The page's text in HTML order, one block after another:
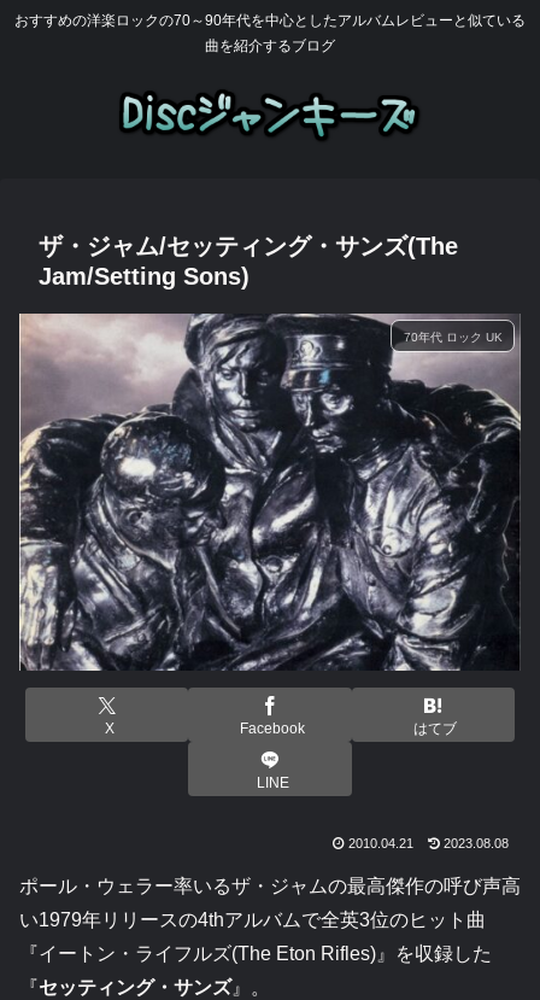
おすすめの洋楽ロックの70～90年代を中心としたアルバムレビューと似ている
曲を紹介するブログ
ザ・ジャム/セッティング・サンズ(The
Jam/Setting Sons)
70年代 ロック UK
X Facebook はてブ
LINE
2010.04.21 2023.08.08
ポール・ウェラー率いるザ・ジャムの最高傑作の呼び声高
い1979年リリースの4thアルバムで全英3位のヒット曲
『イートン・ライフルズ(The Eton Rifles)』を収録した
『セッティング・サンズ』。